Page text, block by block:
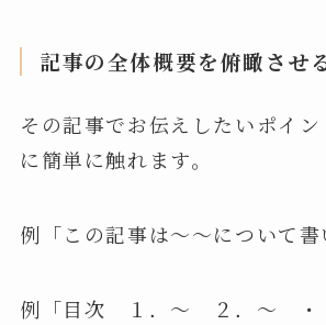
記事の全体概要を俯瞰させ
その記事でお伝えしたいポイ
に簡単に触れます。
例「この記事は～～について書
例「目次 １．～ ２．～ ・